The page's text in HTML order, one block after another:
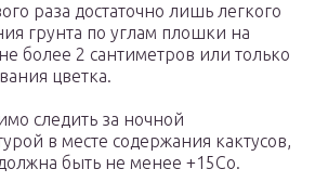
раза достаточно лишь легкого
грунта по углам плошки на
более 2 сантиметров или только
цветка.
следить за ночной
в месте содержания кактусов,
быть не менее +15Cо.